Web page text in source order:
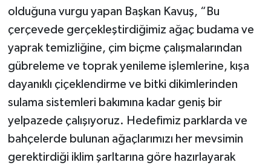
olduğuna vurgu yapan Başkan Kavuş, “Bu
çerçevede gerçekleştirdiğimiz ağaç budama ve
yaprak temizliğine, çim biçme çalışmalarından
gübreleme ve toprak yenileme işlemlerine, kışa
dayanıklı çiçeklendirme ve bitki dikimlerinden
sulama sistemleri bakımına kadar geniş bir
yelpazede çalışıyoruz. Hedefimiz parklarda ve
bahçelerde bulunan ağaçlarımızı her mevsimin
gerektirdiği iklim şarltarına göre hazırlayarak